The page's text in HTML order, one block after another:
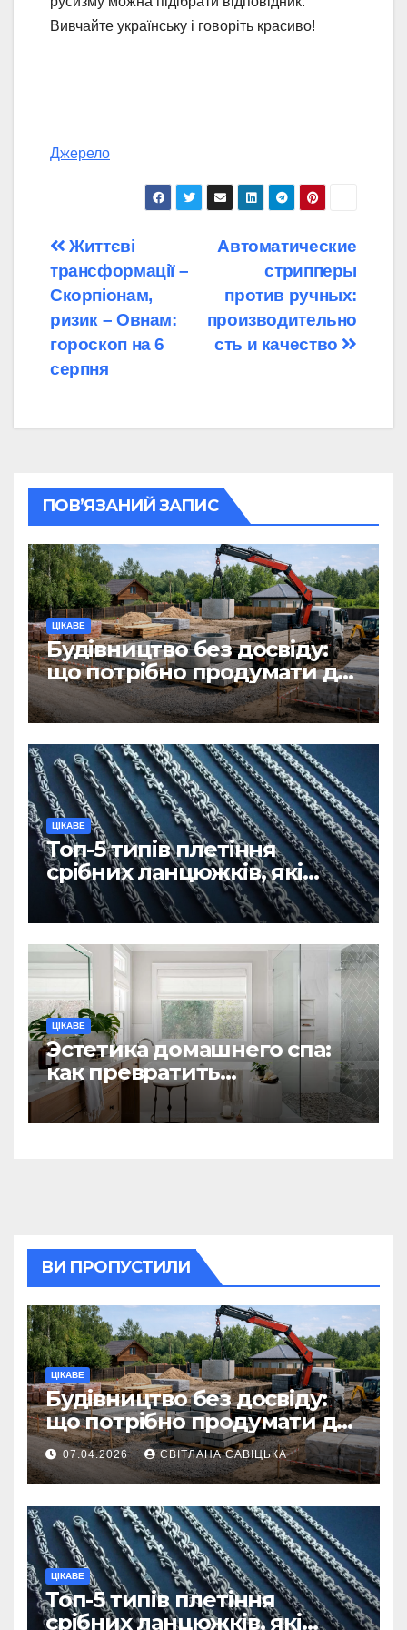
Вивчайте українську і говоріть красиво!
Джерело
Навігація
записів
Автоматические
стрипперы
против ручных:
производительно
сть и качество
Життєві
трансформації –
Скорпіонам,
ризик – Овнам:
гороскоп на 6
серпня
ПОВ’ЯЗАНИЙ ЗАПИС
ЦІКАВЕ
Будівництво без досвіду:
що потрібно продумати до
першої доставки на
ділянку
ЦІКАВЕ
Топ-5 типів плетіння
срібних ланцюжків, які
вважаються
найнадійнішими
ЦІКАВЕ
Эстетика домашнего спа:
как превратить
ежедневную гигиену в
восстанавливающий
ВИ ПРОПУСТИЛИ
ЦІКАВЕ
Будівництво без досвіду:
що потрібно продумати до
першої доставки на
ділянку
07.04.2026 СВІТЛАНА САВІЦЬКА
ЦІКАВЕ
Топ-5 типів плетіння
срібних ланцюжків, які